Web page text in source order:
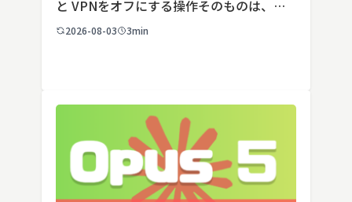
と VPNをオフにする操作そのものは、ど
の端末でも数タップから数クリックで完了
2026-08-03 3min